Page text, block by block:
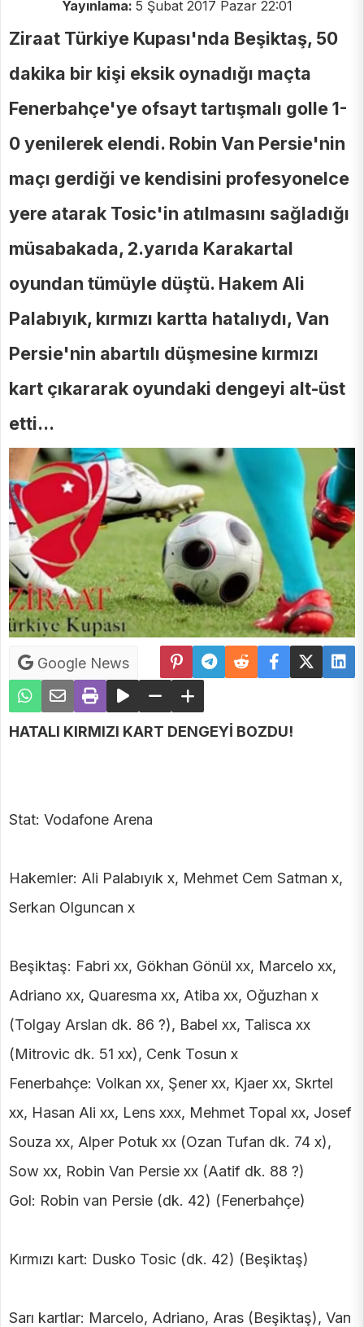
Yayınlama: 5 Şubat 2017 Pazar 22:01
Ziraat Türkiye Kupası'nda Beşiktaş, 50
dakika bir kişi eksik oynadığı maçta
Fenerbahçe'ye ofsayt tartışmalı golle 1-
0 yenilerek elendi. Robin Van Persie'nin
maçı gerdiği ve kendisini profesyonelce
yere atarak Tosic'in atılmasını sağladığı
müsabakada, 2.yarıda Karakartal
oyundan tümüyle düştü. Hakem Ali
Palabıyık, kırmızı kartta hatalıydı, Van
Persie'nin abartılı düşmesine kırmızı
kart çıkararak oyundaki dengeyi alt-üst
etti...
Google News
HATALI KIRMIZI KART DENGEYİ BOZDU!
Stat: Vodafone Arena
Hakemler: Ali Palabıyık x, Mehmet Cem Satman x,
Serkan Olguncan x
Beşiktaş: Fabri xx, Gökhan Gönül xx, Marcelo xx,
Adriano xx, Quaresma xx, Atiba xx, Oğuzhan x
(Tolgay Arslan dk. 86 ?), Babel xx, Talisca xx
(Mitrovic dk. 51 xx), Cenk Tosun x
Fenerbahçe: Volkan xx, Şener xx, Kjaer xx, Skrtel
xx, Hasan Ali xx, Lens xxx, Mehmet Topal xx, Josef
Souza xx, Alper Potuk xx (Ozan Tufan dk. 74 x),
Sow xx, Robin Van Persie xx (Aatif dk. 88 ?)
Gol: Robin van Persie (dk. 42) (Fenerbahçe)
Kırmızı kart: Dusko Tosic (dk. 42) (Beşiktaş)
Sarı kartlar: Marcelo, Adriano, Aras (Beşiktaş), Van